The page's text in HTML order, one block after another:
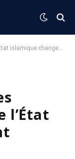
changent d’échelle
l’État